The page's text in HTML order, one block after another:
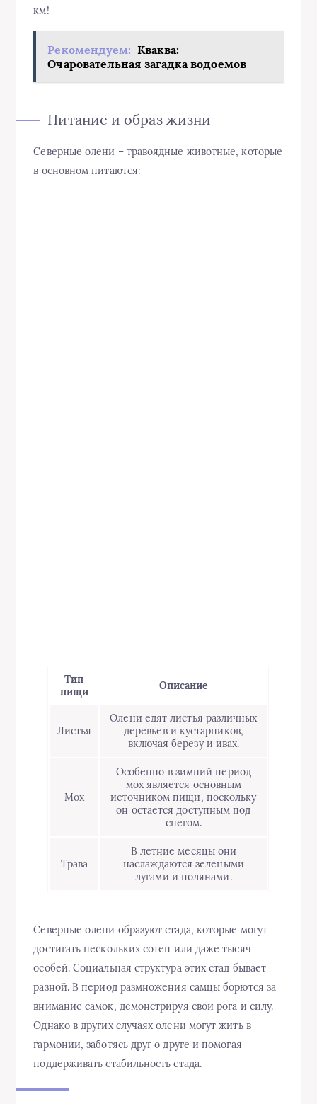
км!
Рекомендуем: Кваква:
Очаровательная загадка водоемов
Питание и образ жизни
Северные олени – травоядные животные, которые
в основном питаются:
Тип
пищи
Описание
Листья
Олени едят листья различных
деревьев и кустарников,
включая березу и ивах.
Мох
Особенно в зимний период
мох является основным
источником пищи, поскольку
он остается доступным под
снегом.
Трава
В летние месяцы они
наслаждаются зелеными
лугами и полянами.
Северные олени образуют стада, которые могут
достигать нескольких сотен или даже тысяч
особей. Социальная структура этих стад бывает
разной. В период размножения самцы борются за
внимание самок, демонстрируя свои рога и силу.
Однако в других случаях олени могут жить в
гармонии, заботясь друг о друге и помогая
поддерживать стабильность стада.